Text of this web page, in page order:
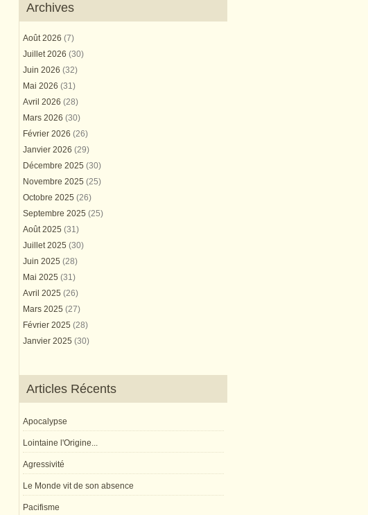
Archives
Août 2026 (7)
Juillet 2026 (30)
Juin 2026 (32)
Mai 2026 (31)
Avril 2026 (28)
Mars 2026 (30)
Février 2026 (26)
Janvier 2026 (29)
Décembre 2025 (30)
Novembre 2025 (25)
Octobre 2025 (26)
Septembre 2025 (25)
Août 2025 (31)
Juillet 2025 (30)
Juin 2025 (28)
Mai 2025 (31)
Avril 2025 (26)
Mars 2025 (27)
Février 2025 (28)
Janvier 2025 (30)
Articles Récents
Apocalypse
Lointaine l'Origine...
Agressivité
Le Monde vit de son absence
Pacifisme